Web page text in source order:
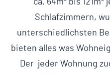
ca. 64m² bis
Schlafzimmern,
unterschiedlichsten
bieten alles was
Der jeder Wohnung